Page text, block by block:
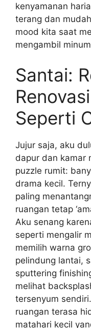
kenyamanan
terang dan
mood kita saat
mengambil
Santai:
Seperti
Jujur saja, aku
dapur dan kamar
puzzle rumit:
drama kecil.
paling
ruangan tetap
Aku senang
seperti mengalir
memilih warna
pelindung lantai,
sputtering
melihat
tersenyum
ruangan terasa
matahari kecil